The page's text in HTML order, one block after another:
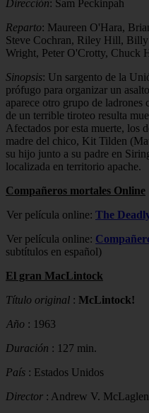
Dirección: Sam Peckinpah
Reparto: Maureen O'Hara,
Steve Cochran, Riley Hill,
Wright, Peter O'Crotty, Chuck
Sinopsis: Un sargento de la
prófugo para organizar un
aparece otro grupo de ladrones
de un terrible tiroteo resulta
Afectados por esta muerte, los
madre del chico, Kit Tilden
su hijo junto a su padre en
localizada en territorio apache.
Compañeros mortales Online
Ver película online: The
Ver película online:
subtítulos en español)
El gran MacLintock
Título original : McLintock!
Año : 1963
Duración : 127 min.
País : Estados Unidos
Director : Andrew V. McLaglen